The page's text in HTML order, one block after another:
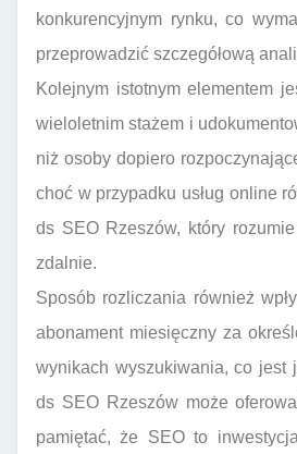
konkurencyjnym rynku, co
przeprowadzić szczegółową
Kolejnym istotnym elementem
wieloletnim stażem i
niż osoby dopiero
choć w przypadku usług online
ds SEO Rzeszów, który
zdalnie.
Sposób rozliczania również
abonament miesięczny za
wynikach wyszukiwania, co jest
ds SEO Rzeszów może
pamiętać, że SEO to